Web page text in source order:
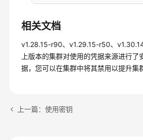
相关文档
v1.28.15-r90、v1.29.15-r50、
上版本的集群对使用的凭据来源进行
据，您可以在集群中将其禁用以提升集
上一篇：使用密钥